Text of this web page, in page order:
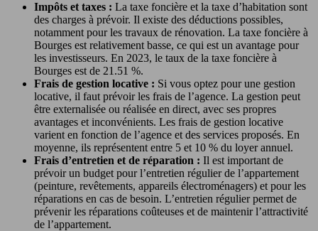
Impôts et taxes : La taxe foncière et la taxe d’habitation sont
des charges à prévoir. Il existe des déductions possibles,
notamment pour les travaux de rénovation. La taxe foncière à
Bourges est relativement basse, ce qui est un avantage pour
les investisseurs. En 2023, le taux de la taxe foncière à
Bourges est de 21.51 %.
Frais de gestion locative : Si vous optez pour une gestion
locative, il faut prévoir les frais de l’agence. La gestion peut
être externalisée ou réalisée en direct, avec ses propres
avantages et inconvénients. Les frais de gestion locative
varient en fonction de l’agence et des services proposés. En
moyenne, ils représentent entre 5 et 10 % du loyer annuel.
Frais d’entretien et de réparation : Il est important de
prévoir un budget pour l’entretien régulier de l’appartement
(peinture, revêtements, appareils électroménagers) et pour les
réparations en cas de besoin. L’entretien régulier permet de
prévenir les réparations coûteuses et de maintenir l’attractivité
de l’appartement.